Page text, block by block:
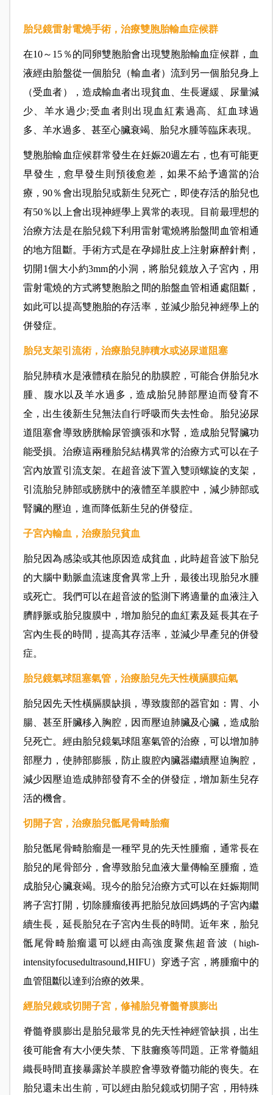
胎兒鏡雷射電燒手術，治療雙胞胎輸血症候群
在10～15％的同卵雙胞胎會出現雙胞胎輸血症候群，血
液經由胎盤從一個胎兒（輸血者）流到另一個胎兒身上
（受血者），造成輸血者出現貧血、生長遲緩、尿量減
少、羊水過少;受血者則出現血紅素過高、紅血球過
多、羊水過多、甚至心臟衰竭、胎兒水腫等臨床表現。
雙胞胎輸血症候群常發生在妊娠20週左右，也有可能更
早發生，愈早發生則預後愈差，如果不給予適當的治
療，90％會出現胎兒或新生兒死亡，即使存活的胎兒也
有50％以上會出現神經學上異常的表現。目前最理想的
治療方法是在胎兒鏡下利用雷射電燒將胎盤間血管相通
的地方阻斷。手術方式是在孕婦肚皮上注射麻醉針劑，
切開1個大小約3mm的小洞，將胎兒鏡放入子宮內，用
雷射電燒的方式將雙胞胎之間的胎盤血管相通處阻斷，
如此可以提高雙胞胎的存活率，並減少胎兒神經學上的
併發症。
胎兒支架引流術，治療胎兒肺積水或泌尿道阻塞
胎兒肺積水是液體積在胎兒的肋膜腔，可能合併胎兒水
腫、腹水以及羊水過多，造成胎兒肺部壓迫而發育不
全，出生後新生兒無法自行呼吸而失去性命。胎兒泌尿
道阻塞會導致膀胱輸尿管擴張和水腎，造成胎兒腎臟功
能受損。治療這兩種胎兒結構異常的治療方式可以在子
宮內放置引流支架。在超音波下置入雙頭螺旋的支架，
引流胎兒肺部或膀胱中的液體至羊膜腔中，減少肺部或
腎臟的壓迫，進而降低新生兒的併發症。
子宮內輸血，治療胎兒貧血
胎兒因為感染或其他原因造成貧血，此時超音波下胎兒
的大腦中動脈血流速度會異常上升，最後出現胎兒水腫
或死亡。我們可以在超音波的監測下將適量的血液注入
臍靜脈或胎兒腹膜中，增加胎兒的血紅素及延長其在子
宮內生長的時間，提高其存活率，並減少早產兒的併發
症。
胎兒鏡氣球阻塞氣管，治療胎兒先天性橫膈膜疝氣
胎兒因先天性橫膈膜缺損，導致腹部的器官如：胃、小
腸、甚至肝臟移入胸腔，因而壓迫肺臟及心臟，造成胎
兒死亡。經由胎兒鏡氣球阻塞氣管的治療，可以增加肺
部壓力，使肺部膨脹，防止腹腔內臟器繼續壓迫胸腔，
減少因壓迫造成肺部發育不全的併發症，增加新生兒存
活的機會。
切開子宮，治療胎兒骶尾骨畸胎瘤
胎兒骶尾骨畸胎瘤是一種罕見的先天性腫瘤，通常長在
胎兒的尾骨部分，會導致胎兒血液大量傳輸至腫瘤，造
成胎兒心臟衰竭。現今的胎兒治療方式可以在妊娠期間
將子宮打開，切除腫瘤後再把胎兒放回媽媽的子宮內繼
續生長，延長胎兒在子宮內生長的時間。近年來，胎兒
骶尾骨畸胎瘤還可以經由高強度聚焦超音波（high-
intensityfocusedultrasound,HIFU）穿透子宮，將腫瘤中的
血管阻斷以達到治療的效果。
經胎兒鏡或切開子宮，修補胎兒脊髓脊膜膨出
脊髓脊膜膨出是胎兒最常見的先天性神經管缺損，出生
後可能會有大小便失禁、下肢癱瘓等問題。正常脊髓組
織長時間直接暴露於羊膜腔會導致脊髓功能的喪失。在
胎兒還未出生前，可以經由胎兒鏡或切開子宮，用特殊